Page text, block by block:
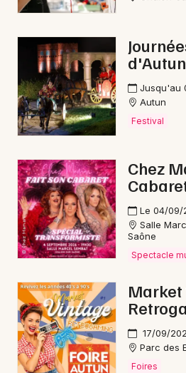
Reggae en Bourgogne-
Newsletter des sorties
Artistes en tournée
Actus à Paray-le-Monial
Magazine à Paray-le-Monial
Jusqu'au
Autun
Festival
Chez
Le 04/09/
Salle
Saône
Spectacle
17/09/
Parc des
Foires